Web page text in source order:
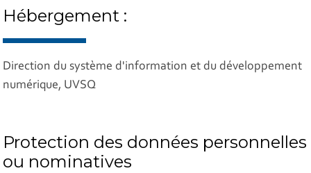
Hébergement :
Direction du système d'information et du développement
numérique, UVSQ
Protection des données personnelles
ou nominatives